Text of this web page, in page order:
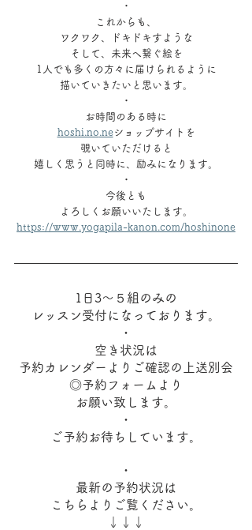
・
これからも、
ワクワク、ドキドキすような
そして、未来へ繋ぐ絵を
1人でも多くの方々に届けられるように
描いていきたいと思います。
・
お時間のある時に
hoshi.no.neショップサイトを
覗いていただけると
嬉しく思うと同時に、励みになります。
・
今後とも
よろしくお願いいたします。
https://www.yogapila-kanon.com/hoshinone
1日3～５組のみの
レッスン受付になっております。
・
空き状況は
予約カレンダーよりご確認の上送別会
◎予約フォームより
お願い致します。
・
ご予約お待ちしています。
・
最新の予約状況は
こちらよりご覧ください。
↓↓↓